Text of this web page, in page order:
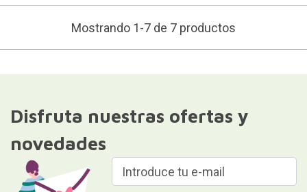
Mostrando 1-7 de 7 productos
Disfruta nuestras ofertas y
novedades